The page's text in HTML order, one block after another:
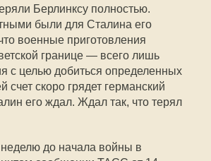
Берлинксу полностью.
были для Сталина его
военные приготовления
границе — всего лишь
с целью добиться определенных
счет скоро грядет германский
его ждал. Ждал так, что терял
до начала войны в